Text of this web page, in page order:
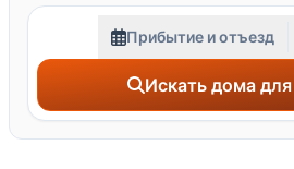
Прибытие и отъезд
Искать дома